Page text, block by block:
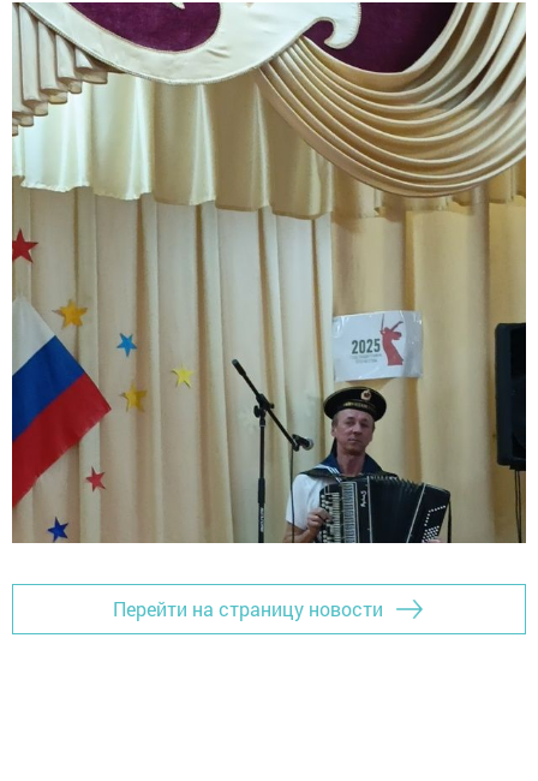
Перейти на страницу новости